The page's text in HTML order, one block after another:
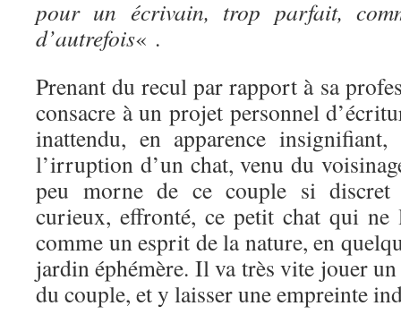
pour un écrivain, trop parfait,
d’autrefois« .
Prenant du recul par rapport à sa
consacre à un projet personnel
inattendu, en apparence
l’irruption d’un chat, venu du
peu morne de ce couple si discret
curieux, effronté, ce petit chat qui ne
comme un esprit de la nature, en
jardin éphémère. Il va très vite jouer
du couple, et y laisser une empreinte